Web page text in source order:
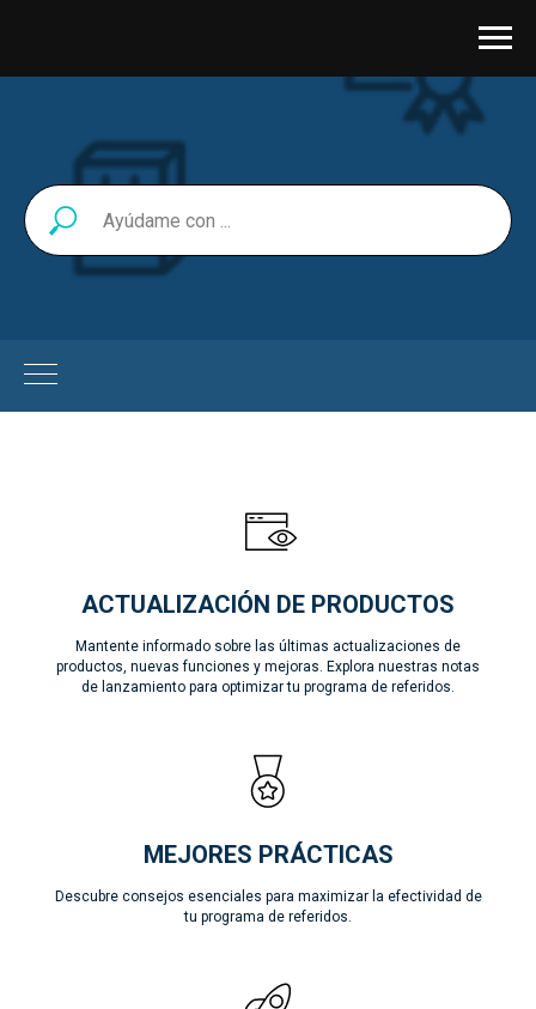
ACTUALIZACIÓN DE PRODUCTOS
Mantente informado sobre las últimas actualizaciones de
productos, nuevas funciones y mejoras. Explora nuestras notas
de lanzamiento para optimizar tu programa de referidos.
MEJORES PRÁCTICAS
Descubre consejos esenciales para maximizar la efectividad de
tu programa de referidos.